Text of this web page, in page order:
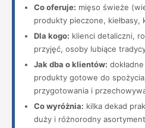
Co oferuje: mięso świeże
produkty pieczone, kiełbasy,
Dla kogo: klienci detaliczni,
przyjęć, osoby lubiące
Jak dba o klientów:
produkty gotowe do
przygotowania i
Co wyróżnia: kilka dekad
duży i różnorodny